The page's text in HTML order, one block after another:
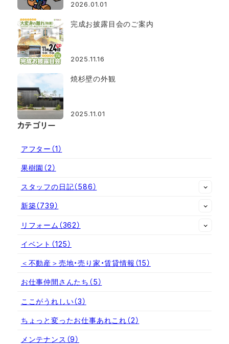
2026.01.01
完成お披露目会のご案内
2025.11.16
焼杉壁の外観
2025.11.01
カテゴリー
アフター （1）
果樹園 （2）
スタッフの日記（586）
新築（739）
リフォーム （362）
イベント （125）
＜不動産＞売地・売り家・賃貸情報 （15）
お仕事仲間さんたち （5）
ここがうれしい（3）
ちょっと変ったお仕事あれこれ（2）
メンテナンス （9）